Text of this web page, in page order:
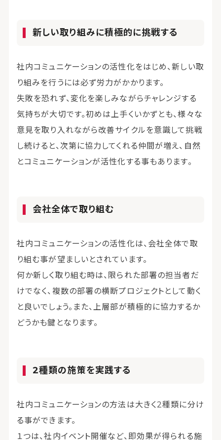
新しい取り組みに積極的に挑戦する
社内コミュニケーションの活性化をはじめ、新しい取
り組みを行うには必ず労力がかかります。
失敗を恐れず、変化を楽しみながらチャレンジする
気持ちが大切です。初めは上手くいかずとも、様々な
意見を取り入れながら改善サイクルを意識して挑戦
し続けると、次第に協力してくれる仲間が増え、自然
とコミュニケーションが活性化する事もあります。
会社全体で取り組む
社内コミュニケーションの活性化は、会社全体で取
り組む事が望ましいとされています。
何か新しく取り組む時は、限られた部署の担当者だ
けでなく、複数の部署の横断プロジェクトとして動く
と良いでしょう。また、上層部が積極的に協力するか
どうかも鍵となります。
2種類の施策を実践する
社内コミュニケーションの方法は大きく2種類に分け
る事ができます。
１つは、社内イベント開催など、即効果が得られる施